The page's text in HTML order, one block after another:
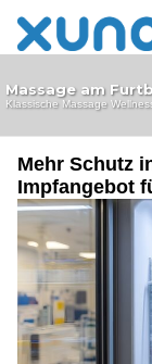
Mehr Schutz
Impfangebot